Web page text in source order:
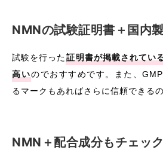
NMNの試験証明書＋国内
試験を行った 証明書が掲載されてい
高いのでおすすめです。また、
るマークもあればさらに信頼できる
NMN＋配合成分もチェック